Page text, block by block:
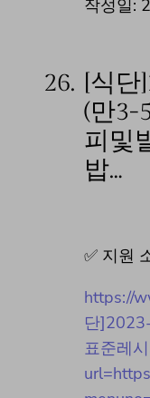
작성일:
26. [식단
(만3-
피및
밥…
✅ 지원
https://
단
표준레